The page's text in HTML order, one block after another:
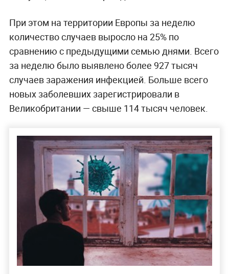
При этом на территории Европы за неделю
количество случаев выросло на 25% по
сравнению с предыдущими семью днями. Всего
за неделю было выявлено более 927 тысяч
случаев заражения инфекцией. Больше всего
новых заболевших зарегистрировали в
Великобритании — свыше 114 тысяч человек.